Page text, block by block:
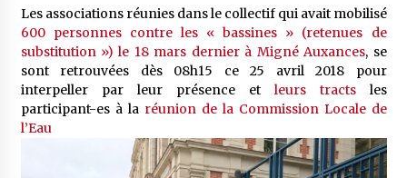
Les associations réunies dans le collectif qui avait mobilisé
600 personnes contre les « bassines » (retenues de
substitution ») le 18 mars dernier à Migné Auxances, se
sont retrouvées dès 08h15 ce 25 avril 2018 pour
interpeller par leur présence etleurs tractsles
participant-es à la réunion de la Commission Locale de
l’Eau